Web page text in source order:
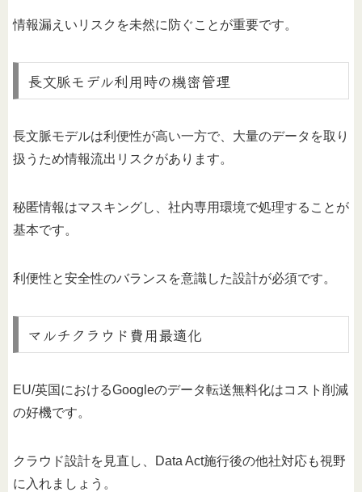
情報漏えいリスクを未然に防ぐことが重要です。
長文脈モデル利用時の機密管理
長文脈モデルは利便性が高い一方で、大量のデータを取り
扱うため情報流出リスクがあります。
秘匿情報はマスキングし、社内専用環境で処理することが
基本です。
利便性と安全性のバランスを意識した設計が必須です。
マルチクラウド費用最適化
EU/英国におけるGoogleのデータ転送無料化はコスト削減
の好機です。
クラウド設計を見直し、Data Act施行後の他社対応も視野
に入れましょう。